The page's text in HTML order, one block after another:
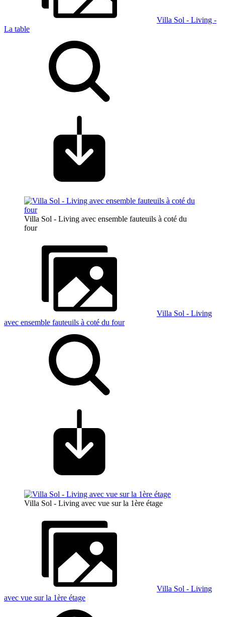
Villa Sol - Living -
La table
Villa Sol - Living avec ensemble fauteuils à coté du
four
Villa Sol - Living
avec ensemble fauteuils à coté du four
Villa Sol - Living avec vue sur la 1ère étage
Villa Sol - Living
avec vue sur la 1ère étage